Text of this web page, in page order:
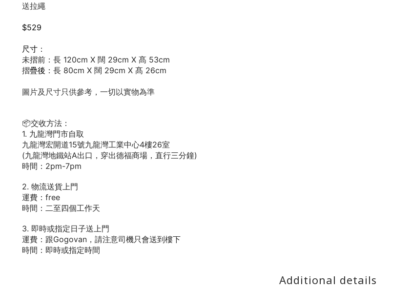
送拉繩
$529
尺寸 ：
未摺前 ：長 120cm X 闊 29cm X 髙 53cm
摺疊後 ：長 80cm X 闊 29cm X 髙 26cm
圖片及尺寸只供參考，一切以實物為準
📦交收方法：
1. 九龍灣門市自取
九龍灣宏開道15號九龍灣工業中心4樓26室
(九龍灣地鐵站A出口，穿出德福商場，直行三分鐘)
時間：2pm-7pm
2. 物流送貨上門
運費：free
時間：二至四個工作天
3. 即時或指定日子送上門
運費：跟Gogovan，請注意司機只會送到樓下
時間：即時或指定時間
Additional details